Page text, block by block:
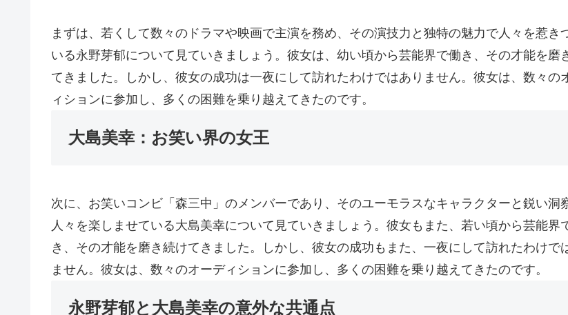
まずは、若くして数々のドラマや映画で主演を務め、その演技力と独特の魅力で人々を惹き
いる永野芽郁について見ていきましょう。彼女は、幼い頃から芸能界で働き、その才能を磨
てきました。しかし、彼女の成功は一夜にして訪れたわけではありません。彼女は、数々の
ィションに参加し、多くの困難を乗り越えてきたのです。
大島美幸：お笑い界の女王
次に、お笑いコンビ「森三中」のメンバーであり、そのユーモラスなキャラクターと鋭い洞
人々を楽しませている大島美幸について見ていきましょう。彼女もまた、若い頃から芸能界
き、その才能を磨き続けてきました。しかし、彼女の成功もまた、一夜にして訪れたわけで
ません。彼女は、数々のオーディションに参加し、多くの困難を乗り越えてきたのです。
永野芽郁と大島美幸の意外な共通点